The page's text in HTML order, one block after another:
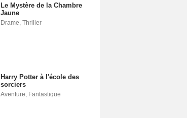
Le Mystère de la Chambre
Jaune
Drame Thriller
Harry Potter à l'école des
sorciers
Aventure Fantastique